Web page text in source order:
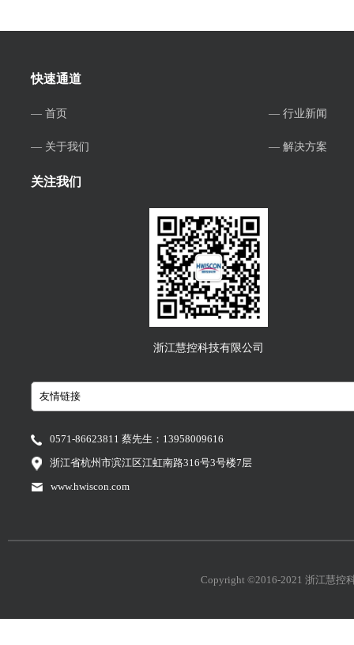
快速通道
— 首页 — 行业新闻
— 关于我们 — 解决方案
关注我们
浙江慧控科技有限公司
0571-86623811 蔡先生：13958009616
浙江省杭州市滨江区江虹南路316号3号楼7层
www.hwiscon.com
Copyright ©2016-2021 浙江慧